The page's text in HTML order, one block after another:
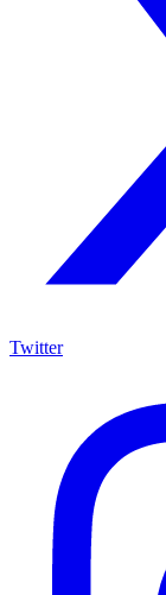
Twitter